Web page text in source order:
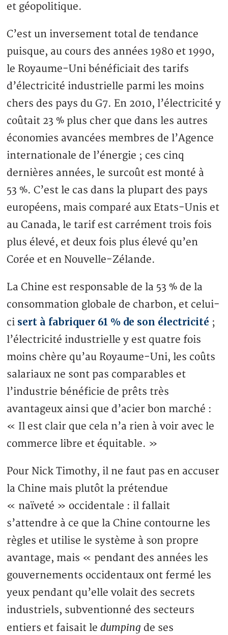
et géopolitique.
C’est un inversement total de tendance
puisque, au cours des années 1980 et 1990,
le Royaume-Uni bénéficiait des tarifs
d’électricité industrielle parmi les moins
chers des pays du G7. En 2010, l’électricité y
coûtait 23 % plus cher que dans les autres
économies avancées membres de l’Agence
internationale de l’énergie ; ces cinq
dernières années, le surcoût est monté à
53 %. C’est le cas dans la plupart des pays
européens, mais comparé aux Etats-Unis et
au Canada, le tarif est carrément trois fois
plus élevé, et deux fois plus élevé qu’en
Corée et en Nouvelle-Zélande.
La Chine est responsable de la 53 % de la
consommation globale de charbon, et celui-
ci sert à fabriquer 61 % de son électricité ;
l’électricité industrielle y est quatre fois
moins chère qu’au Royaume-Uni, les coûts
salariaux ne sont pas comparables et
l’industrie bénéficie de prêts très
avantageux ainsi que d’acier bon marché :
« Il est clair que cela n’a rien à voir avec le
commerce libre et équitable. »
Pour Nick Timothy, il ne faut pas en accuser
la Chine mais plutôt la prétendue
« naïveté » occidentale : il fallait
s’attendre à ce que la Chine contourne les
règles et utilise le système à son propre
avantage, mais « pendant des années les
gouvernements occidentaux ont fermé les
yeux pendant qu’elle volait des secrets
industriels, subventionné des secteurs
entiers et faisait ledumping de ses